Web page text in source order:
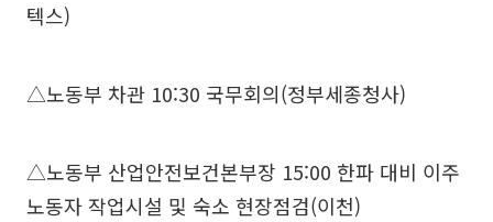
텍스)
△노동부 차관 10:30 국무회의(정부세종청사)
△노동부 산업안전보건본부장 15:00 한파 대비 이주
노동자 작업시설 및 숙소 현장점검(이천)